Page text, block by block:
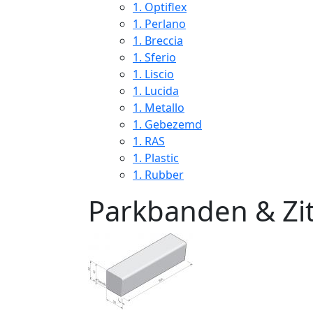
1. Optiflex
1. Perlano
1. Breccia
1. Sferio
1. Liscio
1. Lucida
1. Metallo
1. Gebezemd
1. RAS
1. Plastic
1. Rubber
Parkbanden &